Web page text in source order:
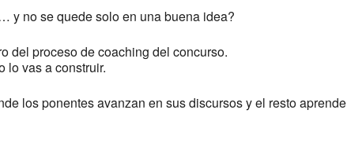
y no se quede solo en una buena idea?
del proceso de coaching del concurso.
lo vas a construir.
los ponentes avanzan en sus discursos y el resto aprende